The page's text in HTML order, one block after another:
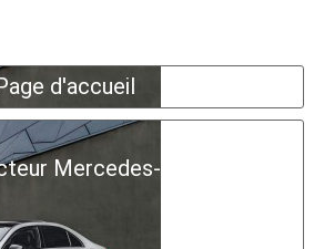
d'accueil
Mercedes-Benz Classe A